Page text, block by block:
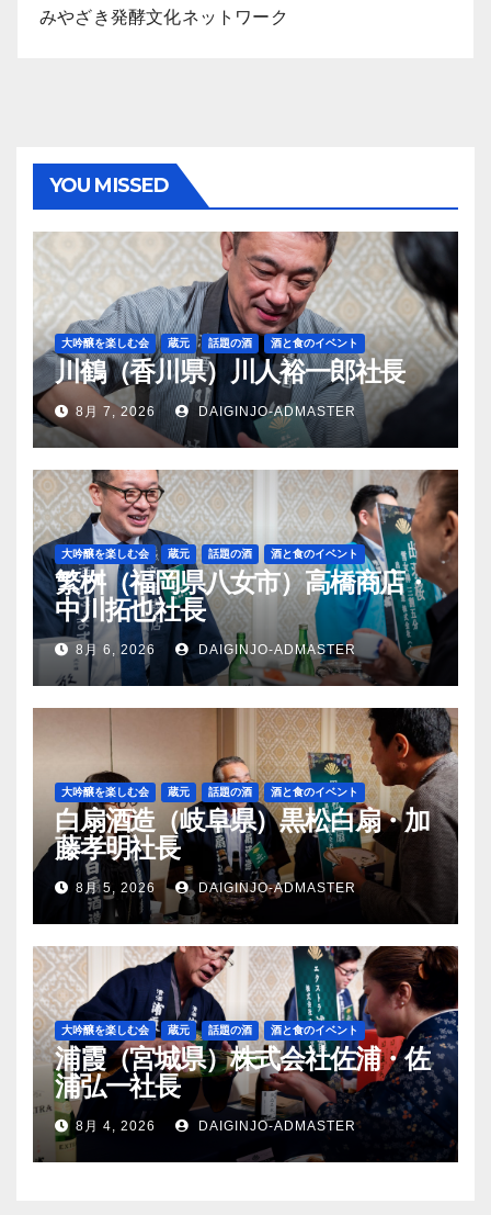
みやざき発酵文化ネットワーク
YOU MISSED
大吟醸を楽しむ会 蔵元 話題の酒 酒と食のイベント
川鶴（香川県）川人裕一郎社長
8月 7, 2026 DAIGINJO-ADMASTER
大吟醸を楽しむ会 蔵元 話題の酒 酒と食のイベント
繁桝（福岡県八女市）高橋商店・
中川拓也社長
8月 6, 2026 DAIGINJO-ADMASTER
大吟醸を楽しむ会 蔵元 話題の酒 酒と食のイベント
白扇酒造（岐阜県）黒松白扇・加
藤孝明社長
8月 5, 2026 DAIGINJO-ADMASTER
大吟醸を楽しむ会 蔵元 話題の酒 酒と食のイベント
浦霞（宮城県）株式会社佐浦・佐
浦弘一社長
8月 4, 2026 DAIGINJO-ADMASTER